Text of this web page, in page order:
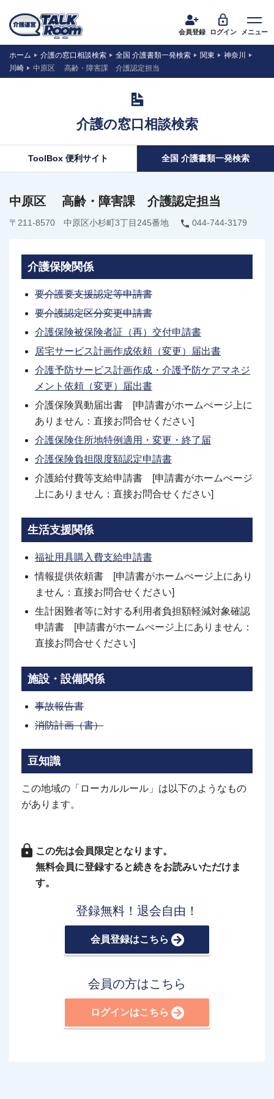
会員登録 ログイン メニュー
ホーム 介護の窓口相談検索 全国 介護書類一発検索 関東
神奈川
川崎
中原区 高齢・障害課 介護認定担当
介護の窓口相談検索
ToolBox 便利サイト 全国 介護書類一発検索
中原区 高齢・障害課 介護認定担当
〒211-8570 中原区小杉町3丁目245番地 044-744-3179
介護保険関係
要介護要支援認定等申請書
要介護認定区分変更申請書
介護保険被保険者証（再）交付申請書
居宅サービス計画作成依頼（変更）届出書
介護予防サービス計画作成・介護予防ケアマネジ
メント依頼（変更）届出書
介護保険異動届出書 [申請書がホームぺージ上に
ありません：直接お問合せください]
介護保険住所地特例適用・変更・終了届
介護保険負担限度額認定申請書
介護給付費等支給申請書 [申請書がホームぺージ
上にありません：直接お問合せください]
生活支援関係
福祉用具購入費支給申請書
情報提供依頼書 [申請書がホームぺージ上にあり
ません：直接お問合せください]
生計困難者等に対する利用者負担額軽減対象確認
申請書 [申請書がホームぺージ上にありません：
直接お問合せください]
施設・設備関係
事故報告書
消防計画（書）
豆知識
この地域の「ローカルルール」は以下のようなもの
があります。
この先は会員限定となります。
無料会員に登録すると続きをお読みいただけま
す。
登録無料！退会自由！
会員登録はこちら
会員の方はこちら
ログインはこちら